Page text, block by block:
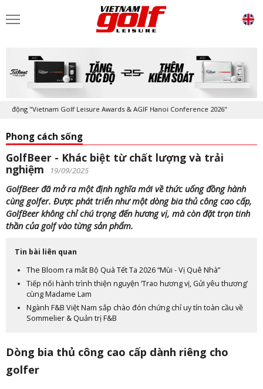
"Vietnam Golf Leisure Awards & AGIF Hanoi Conference 2026"
Phong cách sống
GolfBeer - Khác biệt từ chất lượng và trải
nghiệm
19/09/2025
GolfBeer đã mở ra một định nghĩa mới về thức uống đồng hành
cùng golfer. Được phát triển như một dòng bia thủ công cao cấp,
GolfBeer không chỉ chú trọng đến hương vị, mà còn đặt trọn tinh
thần của golf vào từng sản phẩm.
Tin bài liên quan
The Bloom ra mắt Bộ Quà Tết Ta 2026 “Mùi - Vị Quê Nhà”
Tiếp nối hành trình thiện nguyện ‘Trao hương vị, Gửi yêu thương’
cùng Madame Lam
Ngành F&B Việt Nam sắp chào đón chứng chỉ uy tín toàn cầu về
Sommelier & Quản trị F&B
Dòng bia thủ công cao cấp dành riêng cho
golfer